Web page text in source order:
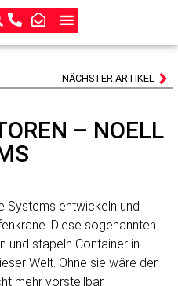
NÄCHSTER ARTIKEL
– NOELL
Systems entwickeln und
Diese sogenannten
und stapeln Container in
Welt. Ohne sie wäre der
mehr vorstellbar.